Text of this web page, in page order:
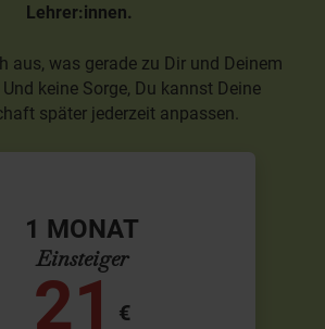
Lehrer:innen.
aus, was gerade zu Dir und Deinem
keine Sorge, Du kannst Deine
später jederzeit anpassen.
1 MONAT
Einsteiger
21 €